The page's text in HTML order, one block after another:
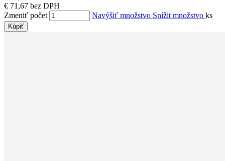
€ 71,67 bez DPH
Zmeniť počet
Navýšiť množstvo Snížit množstvo ks
Kúpiť